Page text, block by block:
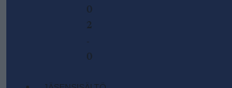
0
2
-
0